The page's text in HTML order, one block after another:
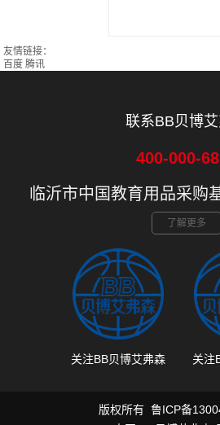
友情链接：
百度 腾讯
联系BB贝博
400-000-
临沂市中国教育用品采购
了解更多
关注BB贝博艾弗森 关注
版权所有 鲁ICP备